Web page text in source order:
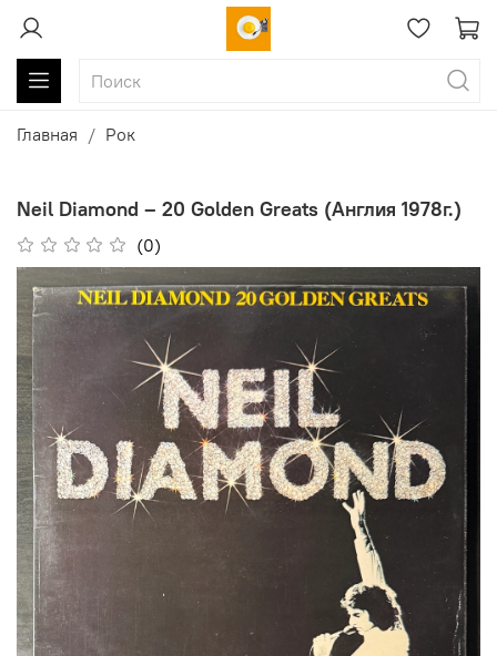
Главная Рок
Neil Diamond ‎– 20 Golden Greats (Англия 1978г.)
(0)